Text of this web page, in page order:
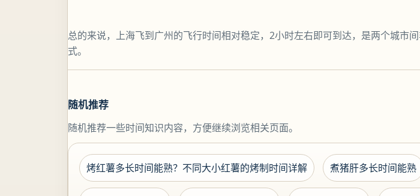
总的来说，上海飞到广州的飞行时间相对稳定，2小时左右即可到达，是两个城市
式。
随机推荐
随机推荐一些时间知识内容，方便继续浏览相关页面。
烤红薯多长时间能熟？不同大小红薯的烤制时间详解 煮猪肝多长时间能熟